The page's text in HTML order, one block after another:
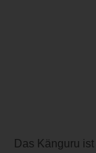
Das Känguru